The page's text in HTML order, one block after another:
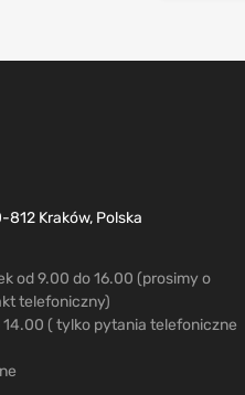
812 Kraków, Polska
od 9.00 do 16.00 (prosimy o
telefoniczny)
14.00 ( tylko pytania telefoniczne